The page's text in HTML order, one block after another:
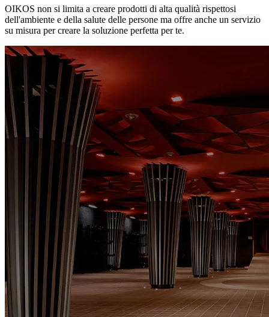
OIKOS non si limita a creare prodotti di alta qualità rispettosi
dell'ambiente e della salute delle persone ma offre anche un servizio
su misura per creare la soluzione perfetta per te.